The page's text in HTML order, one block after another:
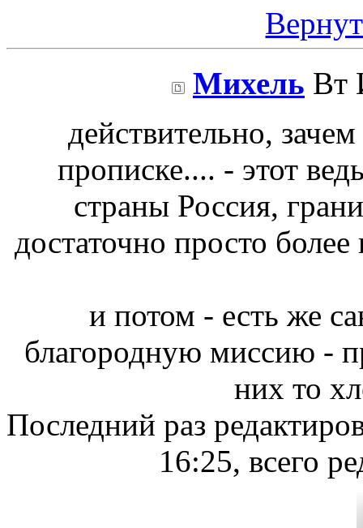
Михель Вт
действительно,
прописке.... - этот
страны Россия,
достаточно просто
и потом - есть же
благородную миссию -
них то
Последний раз
16:25, всего